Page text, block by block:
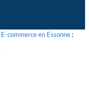
commerce en Essonne :